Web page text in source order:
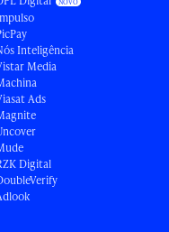
Inteligência
Media
Ads
Digital